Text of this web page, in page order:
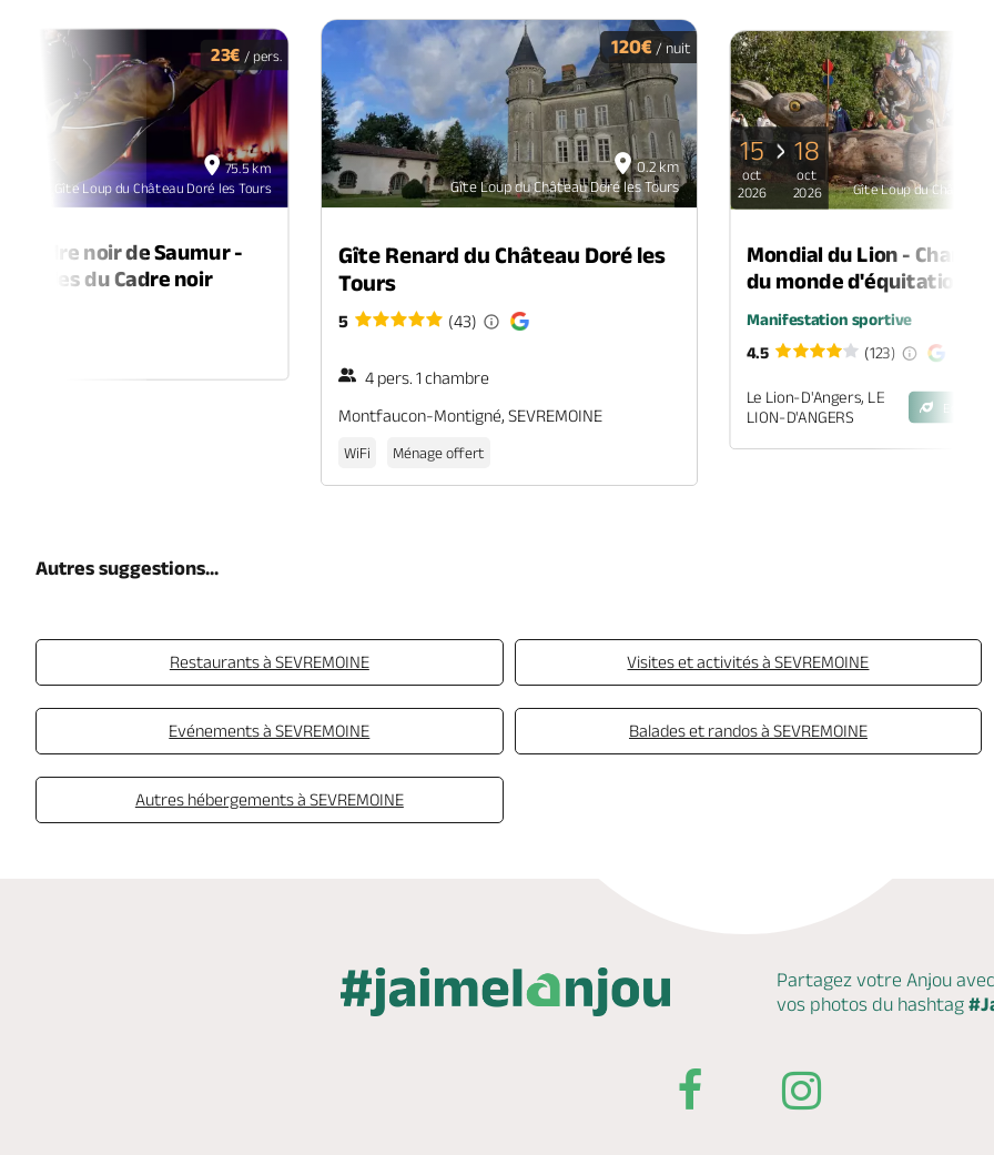
75.5 km
Gîte Loup du Château Doré les Tours
23€ / pers.
Cadre noir de Saumur -
du Cadre noir
0.2 km
Gîte Loup du Château Doré les Tours
120€ / nuit
Gîte Renard du Château Doré les
Tours
5 (43)
4 pers. 1 chambre
Montfaucon-Montigné, SEVREMOINE
WiFi Ménage offert
Gîte Loup du Château
15
oct
2026
18
oct
2026
Mondial du Lion -
du monde d'équitation
Manifestation sportive
4.5
(123)
Le Lion-D'Angers, LE
LION-D'ANGERS
Eco-
Autres suggestions...
Restaurants à SEVREMOINE Visites et activités à SEVREMOINE
Evénements à SEVREMOINE Balades et randos à SEVREMOINE
Autres hébergements à SEVREMOINE
Partagez votre Anjou
vos photos du hashtag